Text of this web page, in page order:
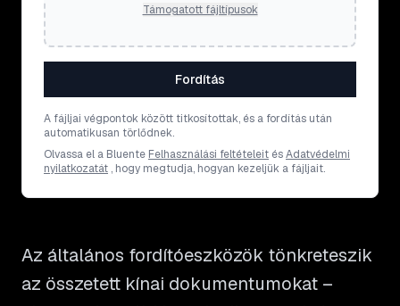
Támogatott fájltípusok
Fordítás
A fájljai végpontok között titkosítottak, és a fordítás után
automatikusan törlődnek.
Olvassa el a Bluente Felhasználási feltételeit ésAdatvédelmi
nyilatkozatát , hogy megtudja, hogyan kezeljük a fájljait.
Az általános fordítóeszközök tönkreteszik
az összetett kínai dokumentumokat –